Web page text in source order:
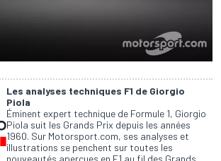
Les analyses techniques F1 de Giorgio
Piola
Éminent expert technique de Formule 1, Giorgio
Piola suit les Grands Prix depuis les années
1960. Sur Motorsport.com, ses analyses et
illustrations se penchent sur toutes les